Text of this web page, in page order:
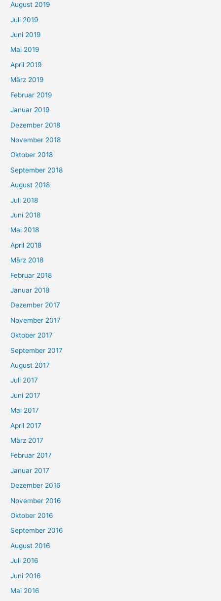
August 2019
Juli 2019
Juni 2019
Mai 2019
April 2019
März 2019
Februar 2019
Januar 2019
Dezember 2018
November 2018
Oktober 2018
September 2018
August 2018
Juli 2018
Juni 2018
Mai 2018
April 2018
März 2018
Februar 2018
Januar 2018
Dezember 2017
November 2017
Oktober 2017
September 2017
August 2017
Juli 2017
Juni 2017
Mai 2017
April 2017
März 2017
Februar 2017
Januar 2017
Dezember 2016
November 2016
Oktober 2016
September 2016
August 2016
Juli 2016
Juni 2016
Mai 2016